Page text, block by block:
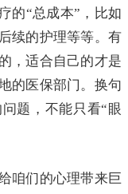
的“总成本”，比如
续的护理等等。有
，适合自己的才是
的医保部门。换句
题，不能只看“眼
咱们的心理带来巨